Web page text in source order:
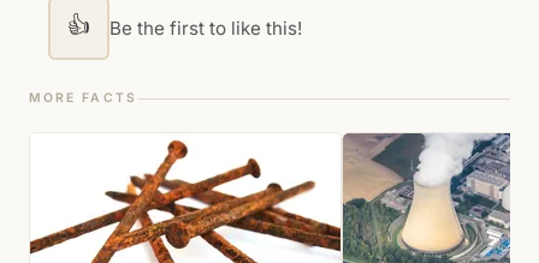
👍 Be the first to like this!
MORE FACTS